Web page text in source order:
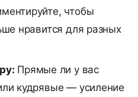
чтобы
нравится для разных
Прямые ли у вас
кудрявые — усиление